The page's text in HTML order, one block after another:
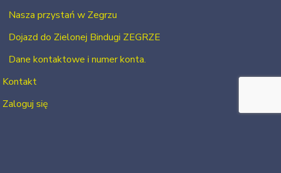
Nasza przystań w Zegrzu
Dojazd do Zielonej Bindugi ZEGRZE
Dane kontaktowe i numer konta.
Kontakt
Zaloguj się